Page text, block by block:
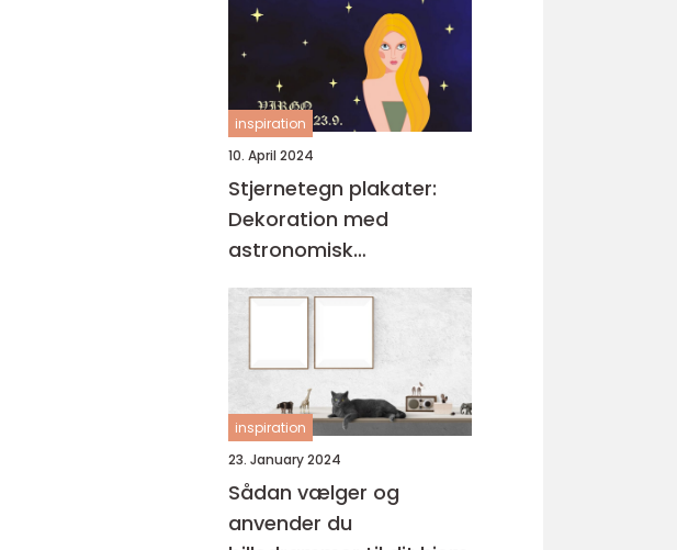
inspiration
10. April 2024
Stjernetegn plakater:
Dekoration med
astronomisk
personlighed
inspiration
23. January 2024
Sådan vælger og
anvender du